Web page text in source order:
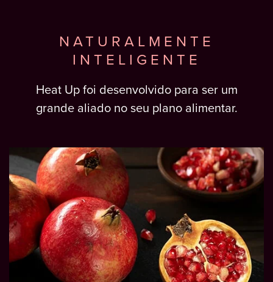
NATURALMENTE
INTELIGENTE
Heat Up foi desenvolvido para ser um
grande aliado no seu plano alimentar.